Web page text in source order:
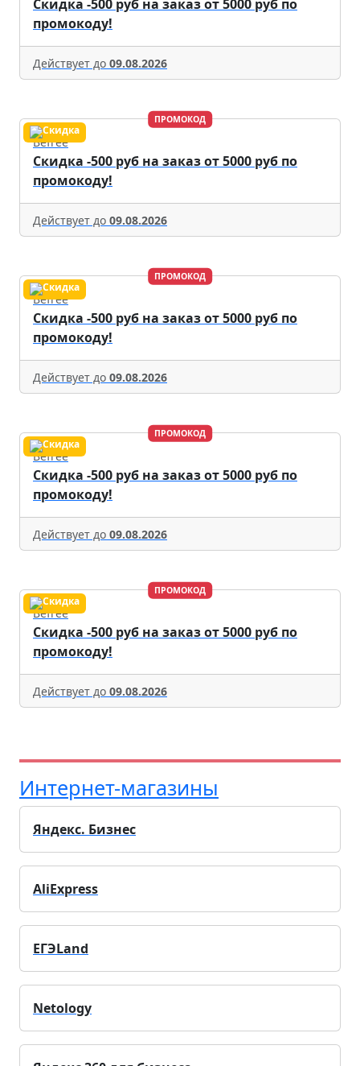
Скидка -500 руб на заказ от 5000 руб по
промокоду!
Действует до 09.08.2026
ПРОМОКОД
Befree
Скидка -500 руб на заказ от 5000 руб по
промокоду!
Действует до 09.08.2026
ПРОМОКОД
Befree
Скидка -500 руб на заказ от 5000 руб по
промокоду!
Действует до 09.08.2026
ПРОМОКОД
Befree
Скидка -500 руб на заказ от 5000 руб по
промокоду!
Действует до 09.08.2026
ПРОМОКОД
Befree
Скидка -500 руб на заказ от 5000 руб по
промокоду!
Действует до 09.08.2026
Интернет-магазины
Яндекс. Бизнес
AliExpress
ЕГЭLand
Netology